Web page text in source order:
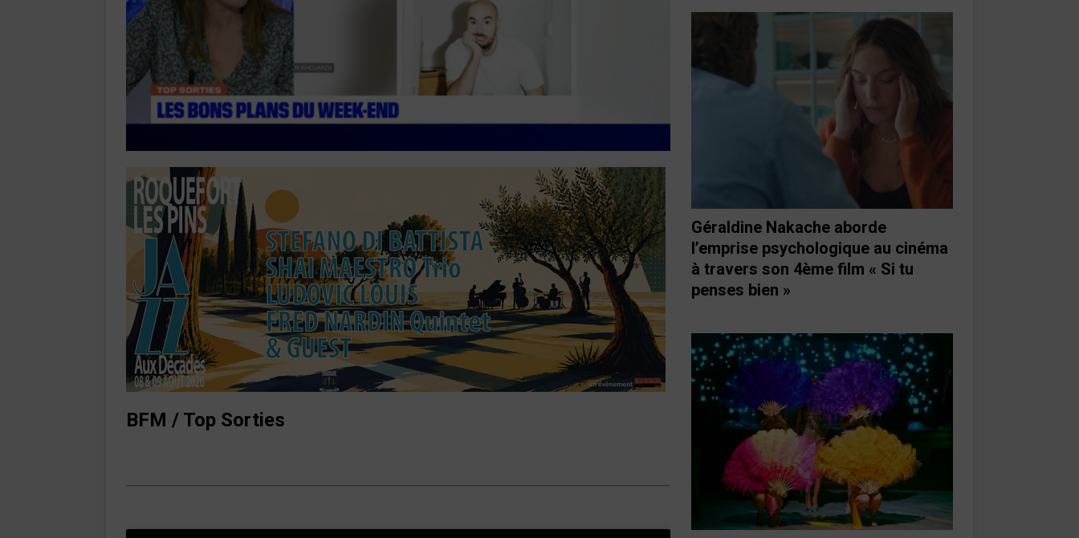
BFM / Top Sorties
Géraldine Nakache aborde
l’emprise psychologique au cinéma
à travers son 4ème film « Si tu
penses bien »